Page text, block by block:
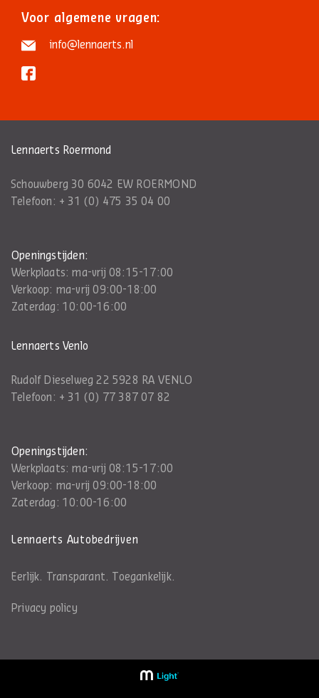
Voor algemene vragen:
info@lennaerts.nl
Lennaerts Roermond
Schouwberg 30 6042 EW ROERMOND
Telefoon: + 31 (0) 475 35 04 00
Openingstijden:
Werkplaats: ma-vrij 08:15-17:00
Verkoop: ma-vrij 09:00-18:00
Zaterdag: 10:00-16:00
Lennaerts Venlo
Rudolf Dieselweg 22 5928 RA VENLO
Telefoon: + 31 (0) 77 387 07 82
Openingstijden:
Werkplaats: ma-vrij 08:15-17:00
Verkoop: ma-vrij 09:00-18:00
Zaterdag: 10:00-16:00
Lennaerts Autobedrijven
Eerlijk. Transparant. Toegankelijk.
Privacy policy